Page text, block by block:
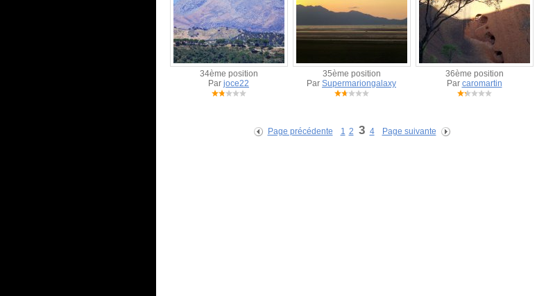
34ème position
Par joce22
35ème position
Par Supermariongalaxy
36ème position
Par caromartin
Page précédente 1 2 3 4 Page suivante